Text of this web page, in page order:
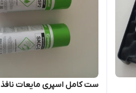
ست کامل اسپری مایعات نافذ